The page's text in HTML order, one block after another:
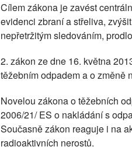
Cílem zákona je zavést
evidenci zbraní a střeliva,
nepřetržitým sledováním,
2. zákon ze dne 16. května
těžebním odpadem a o změně
Novelou zákona o těžebních
2006/21/ ES o nakládání s
Současně zákon reaguje i na
radioaktivních nerostů.